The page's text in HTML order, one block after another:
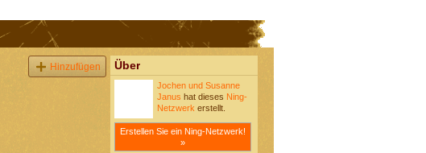
Hinzufügen Über
Jochen und Susanne
Janus hat dieses Ning-
Netzwerk erstellt.
Erstellen Sie ein Ning-Netzwerk!
»